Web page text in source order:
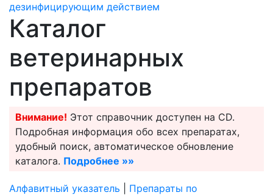
дезинфицирующим действием
Каталог
ветеринарных
препаратов
Внимание! Этот справочник доступен на CD.
Подробная информация обо всех препаратах,
удобный поиск, автоматическое обновление
каталога. Подробнее »»
Алфавитный указатель
Препараты по